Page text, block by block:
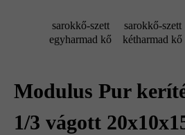
sarokkő-szett
egyharmad kő
sarokkő-szett
kétharmad kő
Modulus Pur
1/3 vágott